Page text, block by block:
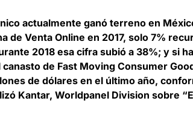
actualmente ganó terreno en
de Venta Online en 2017, solo 7%
2018 esa cifra subió a 38%; y si
de Fast Moving Consumer
de dólares en el último año,
Kantar, Worldpanel Division sobre